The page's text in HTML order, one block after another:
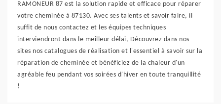
RAMONEUR 87 est la solution rapide et efficace pour réparer
votre cheminée à 87130. Avec ses talents et savoir faire, il
suffit de nous contactez et les équipes techniques
interviendront dans le meilleur délai, Découvrez dans nos
sites nos catalogues de réalisation et l'essentiel à savoir sur la
réparation de cheminée et bénéficiez de la chaleur d'un
agréable feu pendant vos soirées d'hiver en toute tranquillité
!